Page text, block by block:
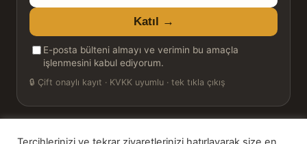
posta
adresiniz
Katıl →
E-posta bülteni almayı ve verimin bu amaçla
işlenmesini kabul ediyorum.
🔒 Çift onaylı kayıt · KVKK uyumlu · tek tıkla çıkış